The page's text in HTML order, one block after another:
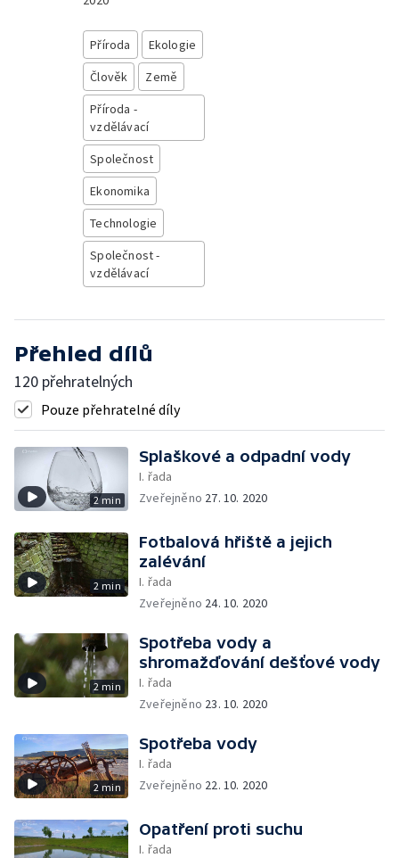
Příroda
Ekologie
Člověk
Země
Příroda -
vzdělávací
Společnost
Ekonomika
Technologie
Společnost -
vzdělávací
Přehled dílů
120 přehratelných
Pouze přehratelné díly
2 min
Splaškové a odpadní vody
I. řada
Zveřejněno 27. 10. 2020
2 min
Fotbalová hřiště a jejich
zalévání
I. řada
Zveřejněno 24. 10. 2020
2 min
Spotřeba vody a
shromažďování dešťové vody
I. řada
Zveřejněno 23. 10. 2020
2 min
Spotřeba vody
I. řada
Zveřejněno 22. 10. 2020
Opatření proti suchu
I. řada